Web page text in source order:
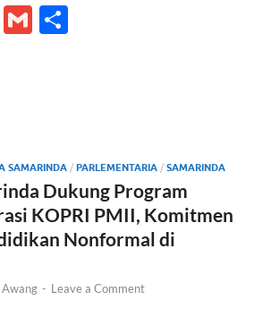
W G
SAMARINDA / PARLEMENTARIA / SAMARINDA
Dukung Program
KOPRI PMII, Komitmen
Nonformal di
Awang - Leave a Comment